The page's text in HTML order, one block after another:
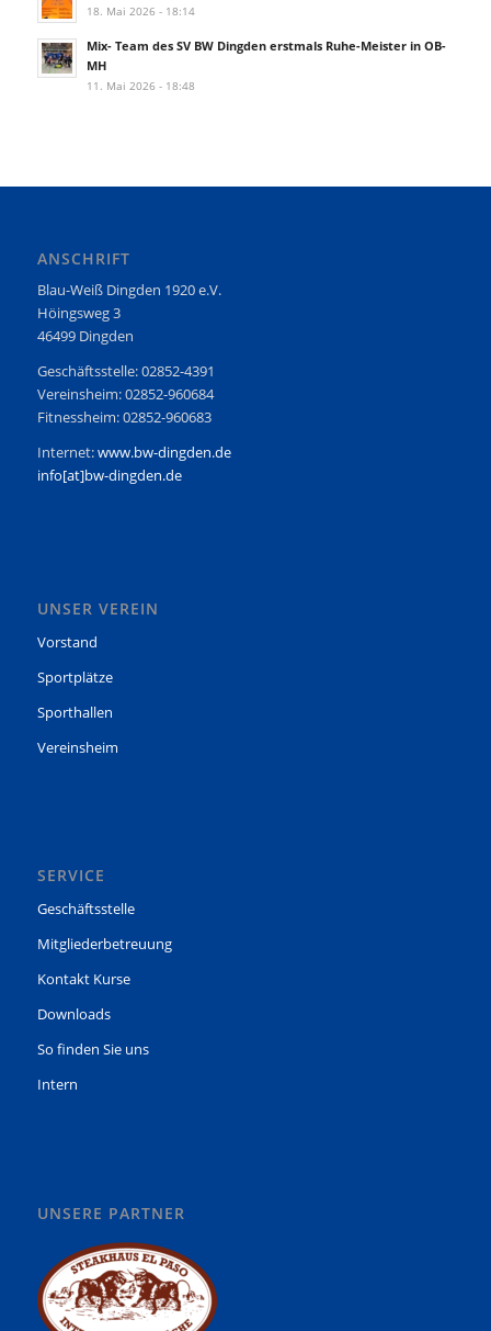
18. Mai 2026 - 18:14
Mix- Team des SV BW Dingden erstmals Ruhe-Meister in OB-
MH
11. Mai 2026 - 18:48
ANSCHRIFT
Blau-Weiß Dingden 1920 e.V.
Höingsweg 3
46499 Dingden
Geschäftsstelle: 02852-4391
Vereinsheim: 02852-960684
Fitnessheim: 02852-960683
Internet:www.bw-dingden.de
info[at]bw-dingden.de
UNSER VEREIN
Vorstand
Sportplätze
Sporthallen
Vereinsheim
SERVICE
Geschäftsstelle
Mitgliederbetreuung
Kontakt Kurse
Downloads
So finden Sie uns
Intern
UNSERE PARTNER